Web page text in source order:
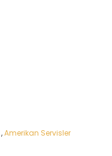
,Amerikan Servisler